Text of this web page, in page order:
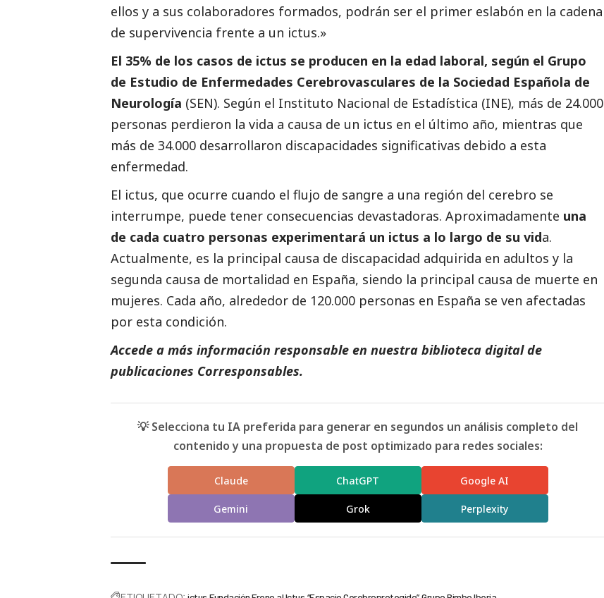
ellos y a sus colaboradores formados, podrán ser el primer eslabón en la cadena
de supervivencia frente a un ictus.»
El 35% de los casos de ictus se producen en la edad laboral, según el Grupo
de Estudio de Enfermedades Cerebrovasculares de la Sociedad Española de
Neurología (SEN). Según el Instituto Nacional de Estadística (INE), más de 24.000
personas perdieron la vida a causa de un ictus en el último año, mientras que
más de 34.000 desarrollaron discapacidades significativas debido a esta
enfermedad.
El ictus, que ocurre cuando el flujo de sangre a una región del cerebro se
interrumpe, puede tener consecuencias devastadoras. Aproximadamente una
de cada cuatro personas experimentará un ictus a lo largo de su vida.
Actualmente, es la principal causa de discapacidad adquirida en adultos y la
segunda causa de mortalidad en España, siendo la principal causa de muerte en
mujeres. Cada año, alrededor de 120.000 personas en España se ven afectadas
por esta condición.
Accede a más información responsable en nuestra biblioteca digital de
publicaciones Corresponsables.
💡 Selecciona tu IA preferida para generar en segundos un análisis completo del
contenido y una propuesta de post optimizado para redes sociales:
Claude ChatGPT Google AI
Gemini Grok Perplexity